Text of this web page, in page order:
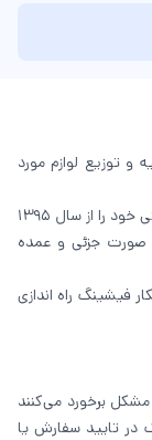
در سال 1362 جهت تهیه و توزیع لوازم مورد
با هدفِ تامین ماهیگیران سراسر کشور فعالیت اینترنتی خود را از سال 1395
صورت جزئی و عمده
اُسکار فیشینگ راه اندازی
برخورد می‌کنند
تایید سفارش یا